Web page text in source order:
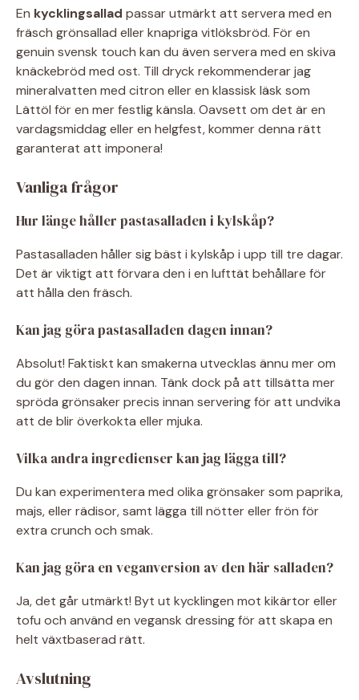
En kycklingsallad passar utmärkt att servera med en
fräsch grönsallad eller knapriga vitlöksbröd. För en
genuin svensk touch kan du även servera med en skiva
knäckebröd med ost. Till dryck rekommenderar jag
mineralvatten med citron eller en klassisk läsk som
Lättöl för en mer festlig känsla. Oavsett om det är en
vardagsmiddag eller en helgfest, kommer denna rätt
garanterat att imponera!
Vanliga frågor
Hur länge håller pastasalladen i kylskåp?
Pastasalladen håller sig bäst i kylskåp i upp till tre dagar.
Det är viktigt att förvara den i en lufttät behållare för
att hålla den fräsch.
Kan jag göra pastasalladen dagen innan?
Absolut! Faktiskt kan smakerna utvecklas ännu mer om
du gör den dagen innan. Tänk dock på att tillsätta mer
spröda grönsaker precis innan servering för att undvika
att de blir överkokta eller mjuka.
Vilka andra ingredienser kan jag lägga till?
Du kan experimentera med olika grönsaker som paprika,
majs, eller rädisor, samt lägga till nötter eller frön för
extra crunch och smak.
Kan jag göra en veganversion av den här salladen?
Ja, det går utmärkt! Byt ut kycklingen mot kikärtor eller
tofu och använd en vegansk dressing för att skapa en
helt växtbaserad rätt.
Avslutning